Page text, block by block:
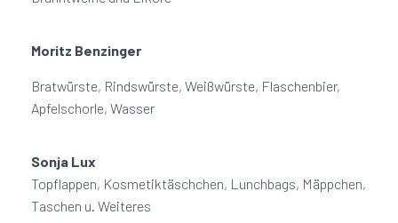
Moritz Benzinger
Bratwürste, Rindswürste, Weißwürste, Flaschenbier,
Apfelschorle, Wasser
Sonja Lux
Topflappen, Kosmetiktäschchen, Lunchbags, Mäppchen,
Taschen u. Weiteres